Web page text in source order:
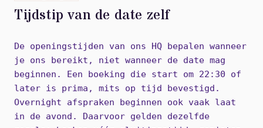
Tijdstip van de date zelf
De openingstijden van ons HQ bepalen wanneer
je ons bereikt, niet wanneer de date mag
beginnen. Een boeking die start om 22:30 of
later is prima, mits op tijd bevestigd.
Overnight afspraken beginnen ook vaak laat
in de avond. Daarvoor gelden dezelfde